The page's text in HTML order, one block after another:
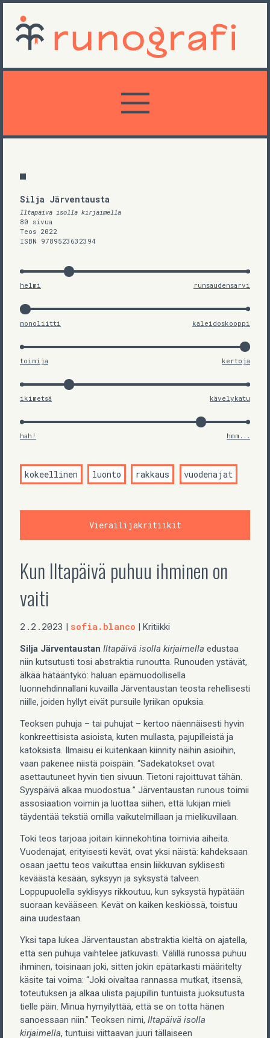
Silja Järventausta
Iltapäivä isolla kirjaimella
80 sivua
Teos 2022
ISBN 9789523632394
helmi runsaudensarvi
monoliitti kaleidoskooppi
toimija kertoja
ikimetsä kävelykatu
hah! hmm...
kokeellinen luonto rakkaus vuodenajat
Vierailijakritiikit
Kun Iltapäivä puhuu ihminen on
vaiti
2.2.2023 | sofia.blanco | Kritiikki
Silja Järventaustan Iltapäivä isolla kirjaimella edustaa
niin kutsutusti tosi abstraktia runoutta. Runouden ystävät,
älkää hätääntykö: haluan epämuodollisella
luonnehdinnallani kuvailla Järventaustan teosta rehellisesti
niille, joiden hyllyt eivät pursuile lyriikan opuksia.
Teoksen puhuja – tai puhujat – kertoo näennäisesti hyvin
konkreettisista asioista, kuten mullasta, pajupilleistä ja
katoksista. Ilmaisu ei kuitenkaan kiinnity näihin asioihin,
vaan pakenee niistä poispäin: “Sadekatokset ovat
asettautuneet hyvin tien sivuun. Tietoni rajoittuvat tähän.
Syyspäivä alkaa muodostua.” Järventaustan runous toimii
assosiaation voimin ja luottaa siihen, että lukijan mieli
täydentää tekstiä omilla vaikutelmillaan ja mielikuvillaan.
Toki teos tarjoaa joitain kiinnekohtina toimivia aiheita.
Vuodenajat, erityisesti kevät, ovat yksi näistä: kahdeksaan
osaan jaettu teos vaikuttaa ensin liikkuvan syklisesti
keväästä kesään, syksyyn ja syksystä talveen.
Loppupuolella syklisyys rikkoutuu, kun syksystä hypätään
suoraan kevääseen. Kevät on kaiken keskiössä, toistuu
aina uudestaan.
Yksi tapa lukea Järventaustan abstraktia kieltä on ajatella,
että sen puhuja vaihtelee jatkuvasti. Välillä runossa puhuu
ihminen, toisinaan joki, sitten jokin epätarkasti määritelty
käsite tai voima: “Joki oivaltaa rannassa mutkat, itsensä,
toteutuksen ja alkaa ulista pajupillin tuntuista juoksutusta
tielle päin. Minua hymyilyttää, että se on totta hänen
sanoessaan niin.” Teoksen nimi, Iltapäivä isolla
kirjaimella, tuntuisi viittaavan juuri tällaiseen